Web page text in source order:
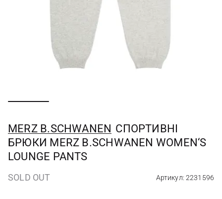
MERZ B.SCHWANEN СПОРТИВНІ
БРЮКИ MERZ B.SCHWANEN WOMEN‘S
LOUNGE PANTS
SOLD OUT Артикул: 2231596